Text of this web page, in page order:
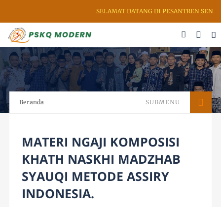
SELAMAT DATANG DI PESANTREN SENI
Beranda SUBMENU
MATERI NGAJI KOMPOSISI
KHATH NASKHI MADZHAB
SYAUQI METODE ASSIRY
INDONESIA.